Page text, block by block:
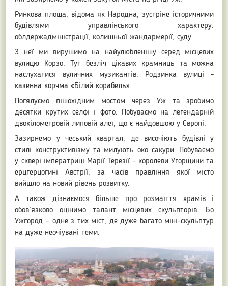
Ринкова площа, відома як Народна, зустріне історичними
будівлями управлінського характеру:
облдержадміністрації, колишньої жандармерії, суду.
З неї ми вирушимо на найулюбленішу серед місцевих
вулицю Корзо. Тут безліч цікавих крамниць та можна
наслухатися вуличних музикантів. Родзинка вулиці -
казенна корчма «Білий корабель».
Погялуємо пішохідним мостом через Уж та зробимо
десятки крутих селфі і фото. Побуваємо на легендарній
двокілометровій липовій алеї, що є найдовшою у Європі.
Зазирнемо у чеський квартал, де височіють будівлі у
стилі конструктивізму та милують око сакури. Побуваємо
у сквері імператриці Марії Терезії - королеви Угорщини та
ерцгерцогині Австрії, за часів правління якої місто
вийшло на новий рівень розвитку.
А також дізнаємося більше про розмаїття храмів і
обов’язково оцінимо талант місцевих скульпторів. Бо
Ужгород – одне з тих міст, де дуже багато міні-скульптур
на дуже неочіувані теми.